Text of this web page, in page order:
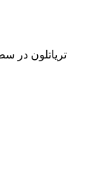
تریاتلون در